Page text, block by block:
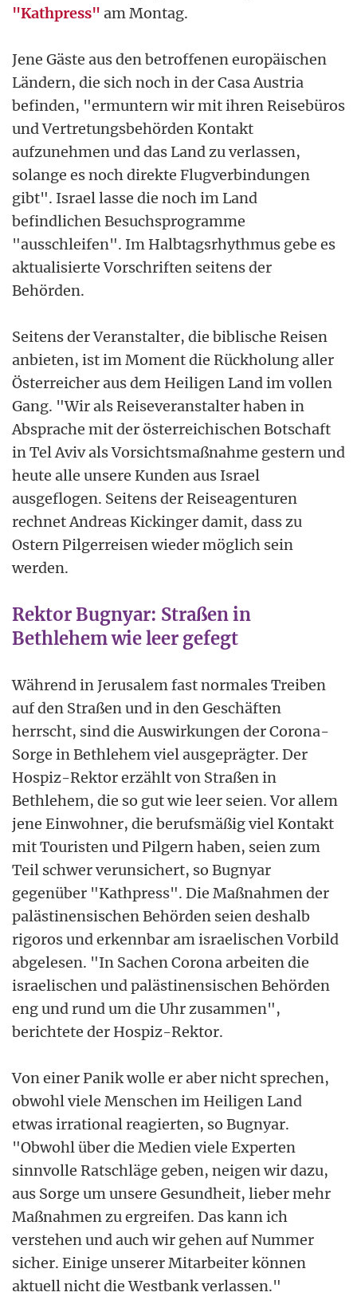
"Kathpress" am Montag.
Jene Gäste aus den betroffenen europäischen
Ländern, die sich noch in der Casa Austria
befinden, "ermuntern wir mit ihren Reisebüros
und Vertretungsbehörden Kontakt
aufzunehmen und das Land zu verlassen,
solange es noch direkte Flugverbindungen
gibt". Israel lasse die noch im Land
befindlichen Besuchsprogramme
"ausschleifen". Im Halbtagsrhythmus gebe es
aktualisierte Vorschriften seitens der
Behörden.
Seitens der Veranstalter, die biblische Reisen
anbieten, ist im Moment die Rückholung aller
Österreicher aus dem Heiligen Land im vollen
Gang. "Wir als Reiseveranstalter haben in
Absprache mit der österreichischen Botschaft
in Tel Aviv als Vorsichtsmaßnahme gestern und
heute alle unsere Kunden aus Israel
ausgeflogen. Seitens der Reiseagenturen
rechnet Andreas Kickinger damit, dass zu
Ostern Pilgerreisen wieder möglich sein
werden.
Rektor Bugnyar: Straßen in
Bethlehem wie leer gefegt
Während in Jerusalem fast normales Treiben
auf den Straßen und in den Geschäften
herrscht, sind die Auswirkungen der Corona-
Sorge in Bethlehem viel ausgeprägter. Der
Hospiz-Rektor erzählt von Straßen in
Bethlehem, die so gut wie leer seien. Vor allem
jene Einwohner, die berufsmäßig viel Kontakt
mit Touristen und Pilgern haben, seien zum
Teil schwer verunsichert, so Bugnyar
gegenüber "Kathpress". Die Maßnahmen der
palästinensischen Behörden seien deshalb
rigoros und erkennbar am israelischen Vorbild
abgelesen. "In Sachen Corona arbeiten die
israelischen und palästinensischen Behörden
eng und rund um die Uhr zusammen",
berichtete der Hospiz-Rektor.
Von einer Panik wolle er aber nicht sprechen,
obwohl viele Menschen im Heiligen Land
etwas irrational reagierten, so Bugnyar.
"Obwohl über die Medien viele Experten
sinnvolle Ratschläge geben, neigen wir dazu,
aus Sorge um unsere Gesundheit, lieber mehr
Maßnahmen zu ergreifen. Das kann ich
verstehen und auch wir gehen auf Nummer
sicher. Einige unserer Mitarbeiter können
aktuell nicht die Westbank verlassen."